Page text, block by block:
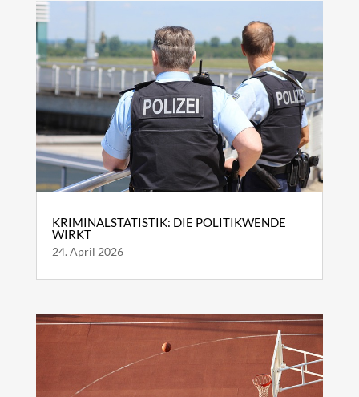
KRIMINALSTATISTIK: DIE POLITIKWENDE
WIRKT
24. April 2026